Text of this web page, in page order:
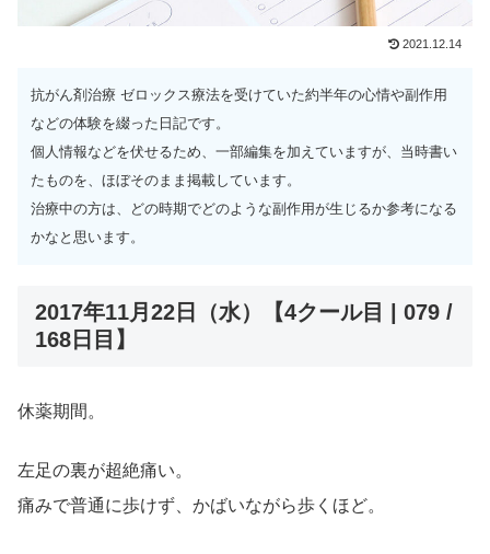
2021.12.14
抗がん剤治療 ゼロックス療法を受けていた約半年の心情や副作用
などの体験を綴った日記です。
個人情報などを伏せるため、一部編集を加えていますが、当時書い
たものを、ほぼそのまま掲載しています。
治療中の方は、どの時期でどのような副作用が生じるか参考になる
かなと思います。
2017年11月22日（水）【4クール目 | 079 /
168日目】
休薬期間。
左足の裏が超絶痛い。
痛みで普通に歩けず、かばいながら歩くほど。